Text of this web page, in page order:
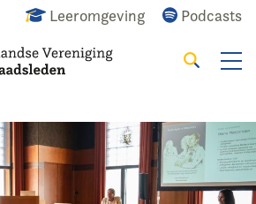
Leeromgeving Podcasts
Agenda Raadslid
Zoeken